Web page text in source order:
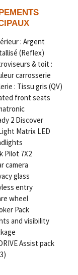
: Argent
(Reflex)
& toit :
carrosserie
: Tissu gris (QV)
front seats
2 Discover
Matrix LED
Pilot 7X2
camera
glass
entry
wheel
Pack
and visibility
Assist pack